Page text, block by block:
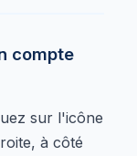
compte
sur l'icône
à côté